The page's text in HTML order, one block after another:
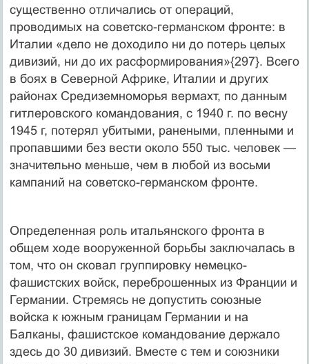
существенно отличались от операций,
проводимых на советско-германском фронте: в
Италии «дело не доходило ни до потерь целых
дивизий, ни до их расформирования»{297}. Всего
в боях в Северной Африке, Италии и других
районах Средиземноморья вермахт, по данным
гитлеровского командования, с 1940 г. по весну
1945 г, потерял убитыми, ранеными, пленными и
пропавшими без вести около 550 тыс. человек —
значительно меньше, чем в любой из восьми
кампаний на советско-германском фронте.
Определенная роль итальянского фронта в
общем ходе вооруженной борьбы заключалась в
том, что он сковал группировку немецко-
фашистских войск, переброшенных из Франции и
Германии. Стремясь не допустить союзные
войска к южным границам Германии и на
Балканы, фашистское командование держало
здесь до 30 дивизий. Вместе с тем и союзники